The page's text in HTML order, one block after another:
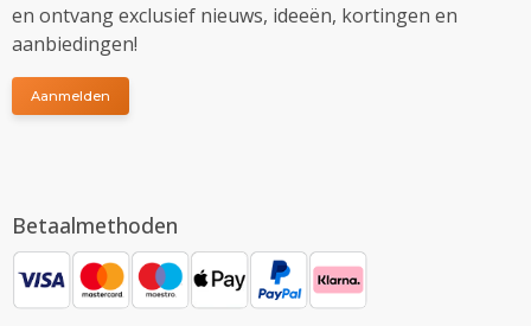
en ontvang exclusief nieuws, ideeën, kortingen en
aanbiedingen!
Aanmelden
Betaalmethoden